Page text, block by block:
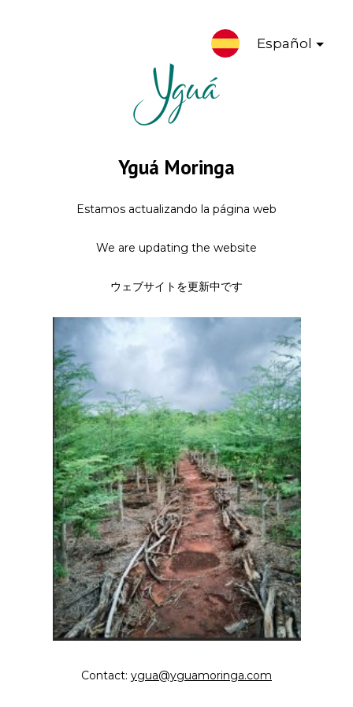
Español
Yguá Moringa
Estamos actualizando la página web
We are updating the website
ウェブサイトを更新中です
Contact: ygua@yguamoringa.com